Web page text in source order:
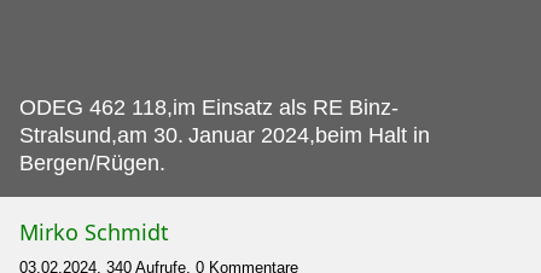
ODEG 462 118,im Einsatz als RE Binz-
Stralsund,am 30. Januar 2024,beim Halt in
Bergen/Rügen.
Mirko Schmidt
03.02.2024, 340 Aufrufe, 0 Kommentare